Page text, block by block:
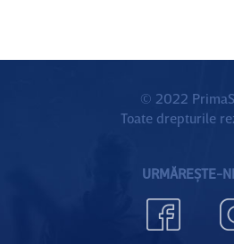
© 2022
Toate drepturile
URMĂREȘTE-